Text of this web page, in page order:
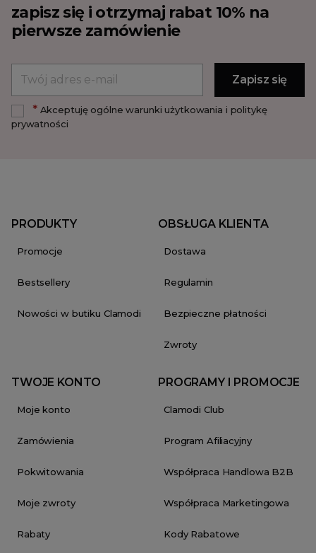
zapisz się i otrzymaj rabat 10% na
pierwsze zamówienie
*Akceptuję ogólne warunki użytkowania i politykę
prywatności
PRODUKTY
Promocje
Bestsellery
Nowości w butiku Clamodi
OBSŁUGA KLIENTA
Dostawa
Regulamin
Bezpieczne płatności
Zwroty
TWOJE KONTO
Moje konto
Zamówienia
Pokwitowania
Moje zwroty
Rabaty
PROGRAMY I PROMOCJE
Clamodi Club
Program Afiliacyjny
Współpraca Handlowa B2B
Współpraca Marketingowa
Kody Rabatowe